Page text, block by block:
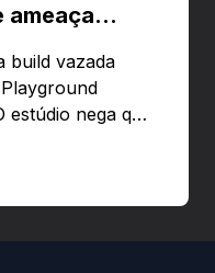
ameaça
build vazada
estúdio nega que
versões não